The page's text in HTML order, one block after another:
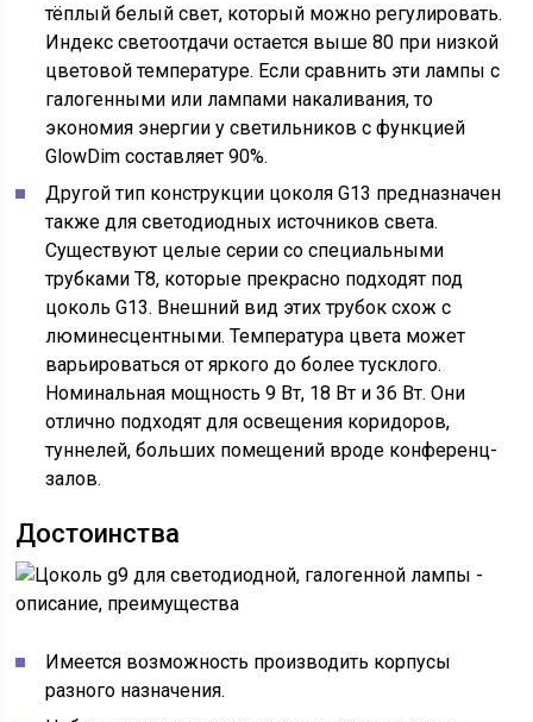
тёплый белый свет, который можно регулировать.
Индекс светоотдачи остается выше 80 при низкой
цветовой температуре. Если сравнить эти лампы с
галогенными или лампами накаливания, то
экономия энергии у светильников с функцией
GlowDim составляет 90%.
Другой тип конструкции цоколя G13 предназначен
также для светодиодных источников света.
Существуют целые серии со специальными
трубками T8, которые прекрасно подходят под
цоколь G13. Внешний вид этих трубок схож с
люминесцентными. Температура цвета может
варьироваться от яркого до более тусклого.
Номинальная мощность 9 Вт, 18 Вт и 36 Вт. Они
отлично подходят для освещения коридоров,
туннелей, больших помещений вроде конференц-
залов.
Достоинства
Имеется возможность производить корпусы
разного назначения.